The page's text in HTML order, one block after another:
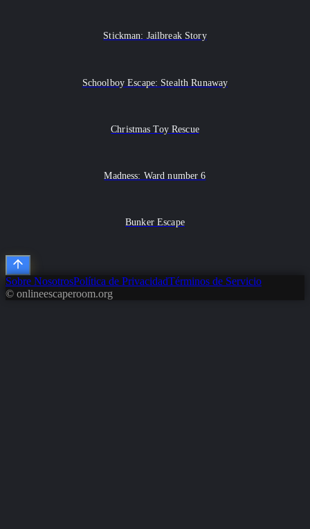
Stickman: Jailbreak Story
Schoolboy Escape: Stealth Runaway
Christmas Toy Rescue
Madness: Ward number 6
Bunker Escape
Sobre NosotrosPolítica de PrivacidadTérminos de Servicio
© onlineescaperoom.org